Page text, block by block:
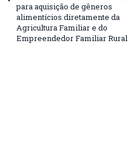
para aquisição de gêneros
alimentícios diretamente da
Agricultura Familiar e do
Empreendedor Familiar Rural